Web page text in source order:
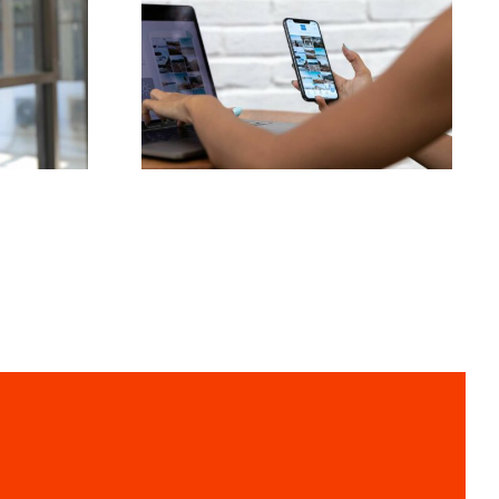
plataformas para
encontrar ideas de
UGC (Contenido
Generado por
Usuarios)